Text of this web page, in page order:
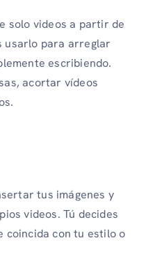
solo videos a partir de
usarlo para arreglar
escribiendo.
acortar vídeos
tus imágenes y
videos. Tú decides
coincida con tu estilo o